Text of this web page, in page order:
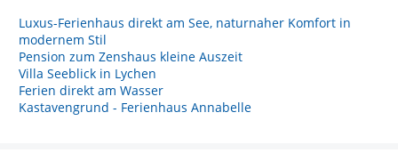
Luxus-Ferienhaus direkt am See, naturnaher Komfort in
modernem Stil
Pension zum Zenshaus kleine Auszeit
Villa Seeblick in Lychen
Ferien direkt am Wasser
Kastavengrund - Ferienhaus Annabelle